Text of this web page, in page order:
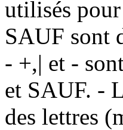
utilisés
SAUF sont
- +,| et -
et SAUF. -
des lettres